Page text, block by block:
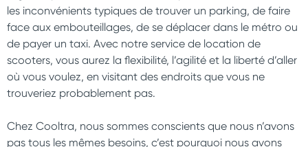
les inconvénients typiques de trouver un parking, de faire
face aux embouteillages, de se déplacer dans le métro ou
de payer un taxi. Avec notre service de location de
scooters, vous aurez la flexibilité, l’agilité et la liberté d’aller
où vous voulez, en visitant des endroits que vous ne
trouveriez probablement pas.
Chez Cooltra, nous sommes conscients que nous n’avons
pas tous les mêmes besoins, c’est pourquoi nous avons